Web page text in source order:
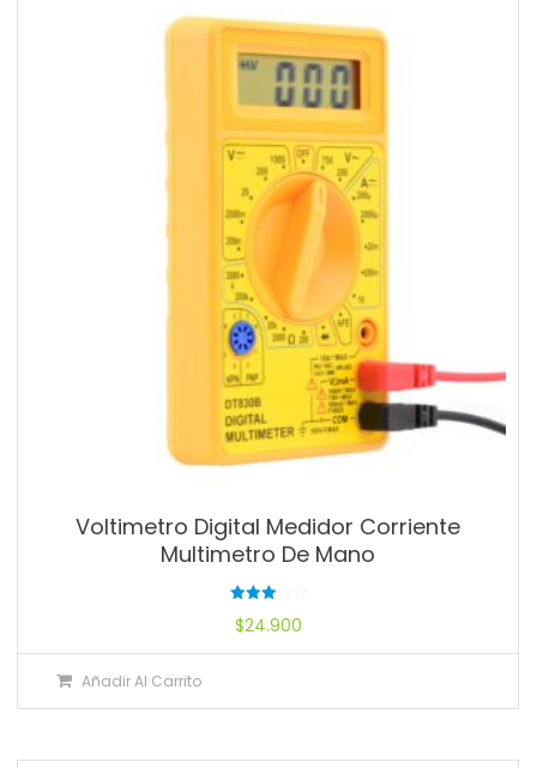
Voltimetro Digital Medidor Corriente
Multimetro De Mano
con
de 5
$24.900
Añadir Al Carrito